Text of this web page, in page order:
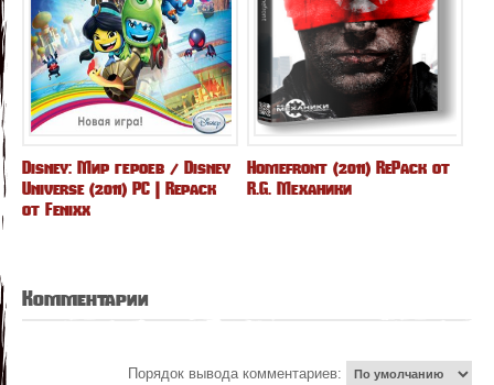
Disney: Мир героев / Disney
Universe (2011) РС | Repack
от Fenixx
Homefront (2011) RePack от
R.G. Механики
Комментарии
Порядок вывода комментариев: